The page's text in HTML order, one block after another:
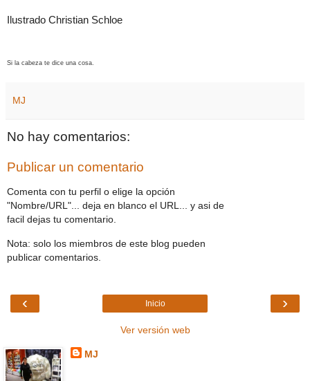
Ilustrado Christian Schloe
Si la cabeza te dice una cosa.
MJ
No hay comentarios:
Publicar un comentario
Comenta con tu perfil o elige la opción
"Nombre/URL"... deja en blanco el URL... y asi de
facil dejas tu comentario.
Nota: solo los miembros de este blog pueden
publicar comentarios.
‹ ›
Inicio
Ver versión web
MJ